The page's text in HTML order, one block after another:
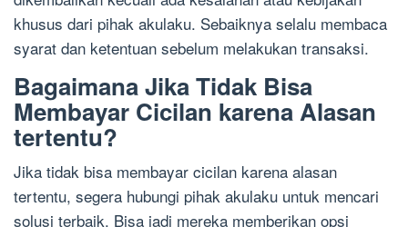
khusus dari pihak akulaku. Sebaiknya selalu membaca
syarat dan ketentuan sebelum melakukan transaksi.
Bagaimana Jika Tidak Bisa
Membayar Cicilan karena Alasan
tertentu?
Jika tidak bisa membayar cicilan karena alasan
tertentu, segera hubungi pihak akulaku untuk mencari
solusi terbaik. Bisa jadi mereka memberikan opsi